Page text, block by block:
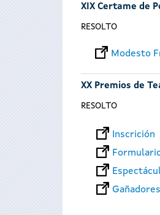
XIX Certame de
RESOLTO
Modesto
XX Premios de
RESOLTO
Inscrición